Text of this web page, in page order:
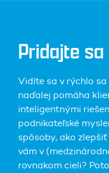
Pridajte
Vidíte sa v rýchlo
naďalej pomáha
inteligentnými
podnikateľské
spôsoby, ako
vám v
rovnakom cieli?